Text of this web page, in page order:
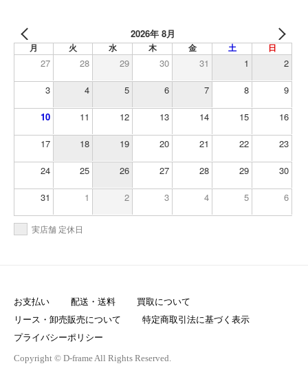
2026年 8月
月 火 水 木 金 土 日
27 28 29 30 31 1 2
3 4 5 6 7 8 9
10 11 12 13 14 15 16
17 18 19 20 21 22 23
24 25 26 27 28 29 30
31 1 2 3 4 5 6
実店舗 定休日
お支払い 配送・送料
買取について
リース・卸売販売について
特定商取引法に基づく表示
プライバシーポリシー
Copyright © D-frame All Rights Reserved.